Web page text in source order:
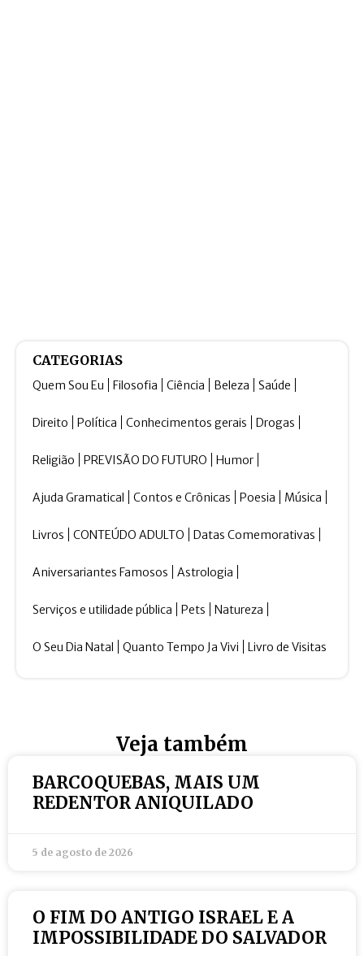
CATEGORIAS
Quem Sou Eu Filosofia Ciência Beleza Saúde
Direito Política Conhecimentos gerais Drogas
Religião PREVISÃO DO FUTURO Humor
Ajuda Gramatical Contos e Crônicas Poesia Música
Livros CONTEÚDO ADULTO Datas Comemorativas
Aniversariantes Famosos Astrologia
Serviços e utilidade pública Pets Natureza
O Seu Dia Natal Quanto Tempo Ja Vivi Livro de Visitas
Veja também
BARCOQUEBAS, MAIS UM
REDENTOR ANIQUILADO
5 de agosto de 2026
O FIM DO ANTIGO ISRAEL E A
IMPOSSIBILIDADE DO SALVADOR